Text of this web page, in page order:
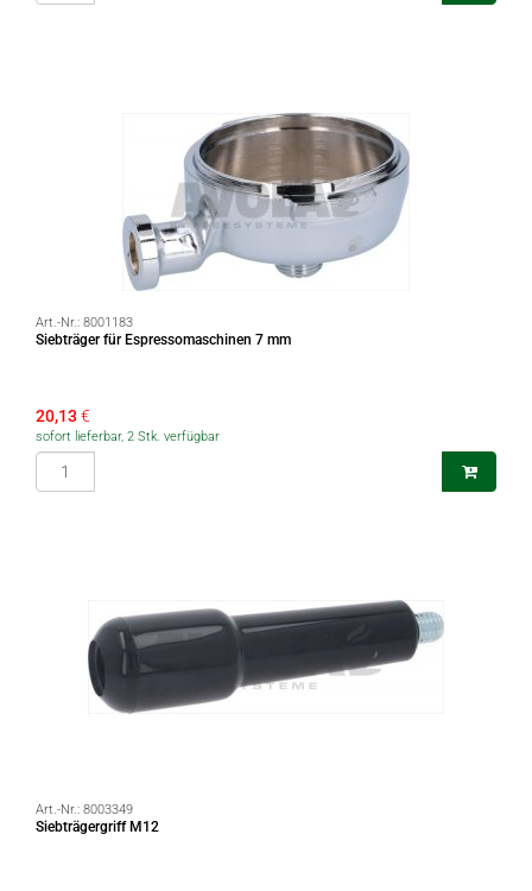
Art.-Nr.: 8001183
Siebträger für Espressomaschinen 7 mm
20,13€
sofort lieferbar, 2 Stk. verfügbar
Art.-Nr.: 8003349
Siebträgergriff M12